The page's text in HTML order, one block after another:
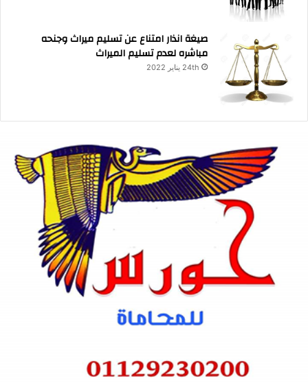
صيغة انذار امتناع عن تسليم ميراث وجنحه
مباشره لعدم تسليم الميراث
24th يناير 2022